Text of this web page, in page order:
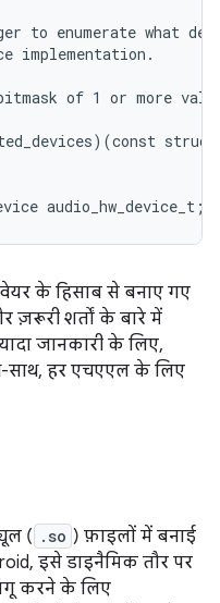
to enumerate what
implementation.
of 1 or more
के हिसाब से बनाए गए
ज़रूरी शर्तों के बारे में
जानकारी के लिए,
साथ, हर एचएएल के लिए
( .so ) फ़ाइलों में बनाई
इसे डाइनैमिक तौर पर
करने के लिए